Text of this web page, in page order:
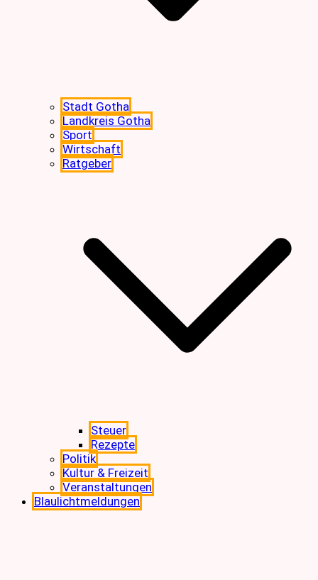
Stadt Gotha
Landkreis Gotha
Sport
Wirtschaft
Ratgeber
Steuer
Rezepte
Politik
Kultur & Freizeit
Veranstaltungen
Blaulichtmeldungen